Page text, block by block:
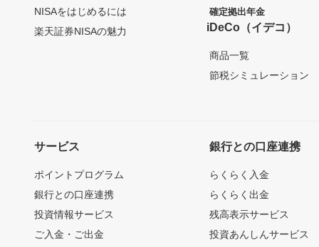
NISAをはじめるには
楽天証券NISAの魅力
確定拠出年金
iDeCo（イデコ）
商品一覧
節税シミュレーション
サービス
ポイントプログラム
銀行との口座連携
投資情報サービス
ご入金・ご出金
銀行との口座連携
らくらく入金
らくらく出金
残高表示サービス
投資あんしんサービス